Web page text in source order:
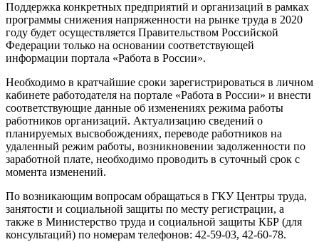
Поддержка конкретных предприятий и организаций в рамках
программы снижения напряженности на рынке труда в 2020
году будет осуществляется Правительством Российской
Федерации только на основании соответствующей
информации портала «Работа в России».
Необходимо в кратчайшие сроки зарегистрироваться в личном
кабинете работодателя на портале «Работа в России» и внести
соответствующие данные об изменениях режима работы
работников организаций. Актуализацию сведений о
планируемых высвобождениях, переводе работников на
удаленный режим работы, возникновении задолженности по
заработной плате, необходимо проводить в суточный срок с
момента изменений.
По возникающим вопросам обращаться в ГКУ Центры труда,
занятости и социальной защиты по месту регистрации, а
также в Министерство труда и социальной защиты КБР (для
консультаций) по номерам телефонов: 42-59-03, 42-60-78.